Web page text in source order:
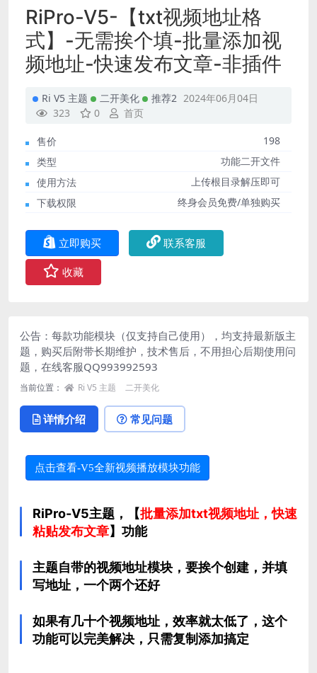
RiPro-V5-【txt视频地址格
式】-无需挨个填-批量添加视
频地址-快速发布文章-非插件
Ri V5 主题 二开美化 推荐2 2024年06月04日
323
0 首页
售价
198
类型
功能二开文件
使用方法
上传根目录解压即可
下载权限
终身会员免费/单独购买
立即购买 联系客服
收藏
公告：每款功能模块（仅支持自己使用），均支持最新版主
题，购买后附带长期维护，技术售后，不用担心后期使用问
题，在线客服QQ993992593
当前位置： Ri V5 主题 二开美化
详情介绍 常见问题
点击查看-V5全新视频播放模块功能
RiPro-V5主题 ，【批量添加txt视频地址，快速
粘贴发布文章】功能
主题自带的视频地址模块，要挨个创建，并填
写地址，一个两个还好
如果有几十个视频地址，效率就太低了，这个
功能可以完美解决，只需复制添加搞定